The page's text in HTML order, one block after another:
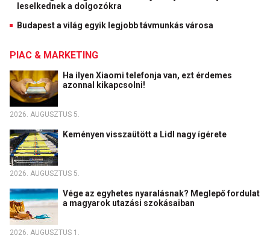
leselkednek a dolgozókra
Budapest a világ egyik legjobb távmunkás városa
PIAC & MARKETING
Ha ilyen Xiaomi telefonja van, ezt érdemes
azonnal kikapcsolni!
2026. AUGUSZTUS 5.
Keményen visszaütött a Lidl nagy ígérete
2026. AUGUSZTUS 5.
Vége az egyhetes nyaralásnak? Meglepő fordulat
a magyarok utazási szokásaiban
2026. AUGUSZTUS 1.